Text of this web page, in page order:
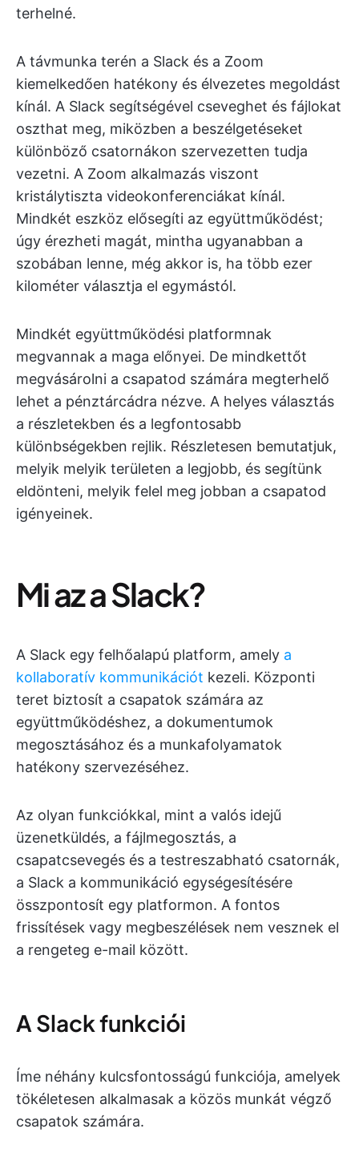
terhelné.
A távmunka terén a Slack és a Zoom
kiemelkedően hatékony és élvezetes megoldást
kínál. A Slack segítségével cseveghet és fájlokat
oszthat meg, miközben a beszélgetéseket
különböző csatornákon szervezetten tudja
vezetni. A Zoom alkalmazás viszont
kristálytiszta videokonferenciákat kínál.
Mindkét eszköz elősegíti az együttműködést;
úgy érezheti magát, mintha ugyanabban a
szobában lenne, még akkor is, ha több ezer
kilométer választja el egymástól.
Mindkét együttműködési platformnak
megvannak a maga előnyei. De mindkettőt
megvásárolni a csapatod számára megterhelő
lehet a pénztárcádra nézve. A helyes választás
a részletekben és a legfontosabb
különbségekben rejlik. Részletesen bemutatjuk,
melyik melyik területen a legjobb, és segítünk
eldönteni, melyik felel meg jobban a csapatod
igényeinek.
Mi az a Slack?
A Slack egy felhőalapú platform, amely a
kollaboratív kommunikációt kezeli. Központi
teret biztosít a csapatok számára az
együttműködéshez, a dokumentumok
megosztásához és a munkafolyamatok
hatékony szervezéséhez.
Az olyan funkciókkal, mint a valós idejű
üzenetküldés, a fájlmegosztás, a
csapatcsevegés és a testreszabható csatornák,
a Slack a kommunikáció egységesítésére
összpontosít egy platformon. A fontos
frissítések vagy megbeszélések nem vesznek el
a rengeteg e-mail között.
A Slack funkciói
Íme néhány kulcsfontosságú funkciója, amelyek
tökéletesen alkalmasak a közös munkát végző
csapatok számára.